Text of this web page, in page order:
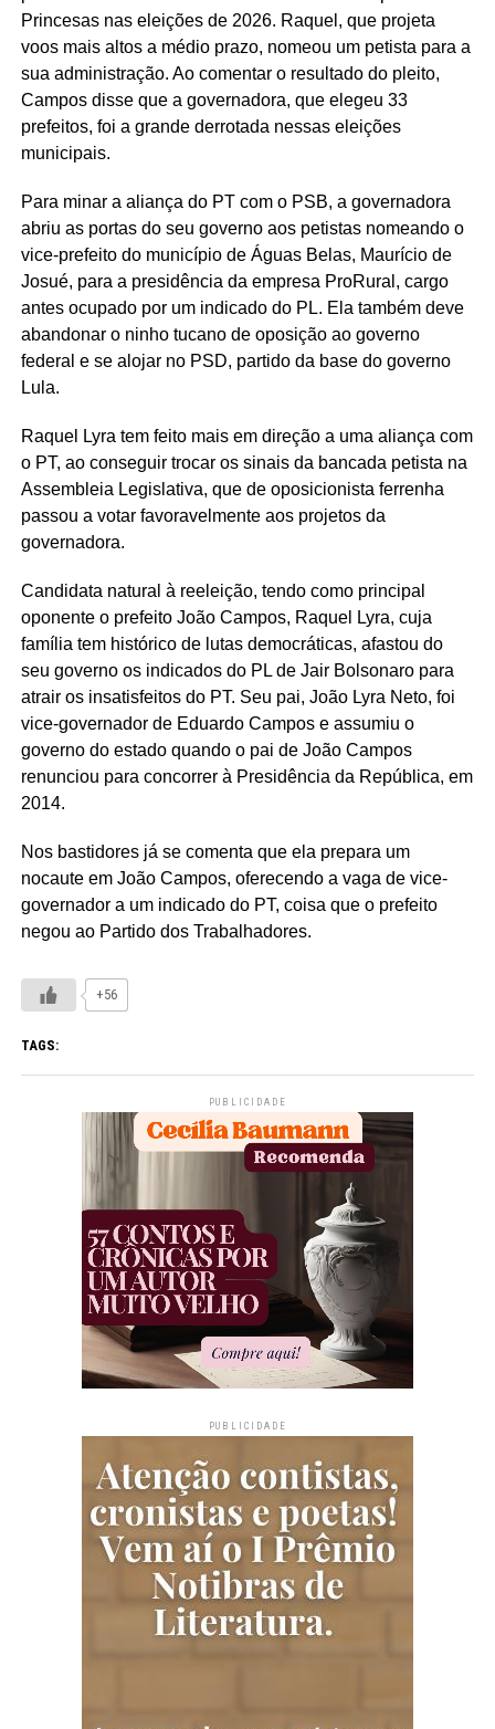
Princesas nas eleições de 2026. Raquel, que projeta
voos mais altos a médio prazo, nomeou um petista para a
sua administração. Ao comentar o resultado do pleito,
Campos disse que a governadora, que elegeu 33
prefeitos, foi a grande derrotada nessas eleições
municipais.
Para minar a aliança do PT com o PSB, a governadora
abriu as portas do seu governo aos petistas nomeando o
vice-prefeito do município de Águas Belas, Maurício de
Josué, para a presidência da empresa ProRural, cargo
antes ocupado por um indicado do PL. Ela também deve
abandonar o ninho tucano de oposição ao governo
federal e se alojar no PSD, partido da base do governo
Lula.
Raquel Lyra tem feito mais em direção a uma aliança com
o PT, ao conseguir trocar os sinais da bancada petista na
Assembleia Legislativa, que de oposicionista ferrenha
passou a votar favoravelmente aos projetos da
governadora.
Candidata natural à reeleição, tendo como principal
oponente o prefeito João Campos, Raquel Lyra, cuja
família tem histórico de lutas democráticas, afastou do
seu governo os indicados do PL de Jair Bolsonaro para
atrair os insatisfeitos do PT. Seu pai, João Lyra Neto, foi
vice-governador de Eduardo Campos e assumiu o
governo do estado quando o pai de João Campos
renunciou para concorrer à Presidência da República, em
2014.
Nos bastidores já se comenta que ela prepara um
nocaute em João Campos, oferecendo a vaga de vice-
governador a um indicado do PT, coisa que o prefeito
negou ao Partido dos Trabalhadores.
+56
TAGS:
PUBLICIDADE
PUBLICIDADE